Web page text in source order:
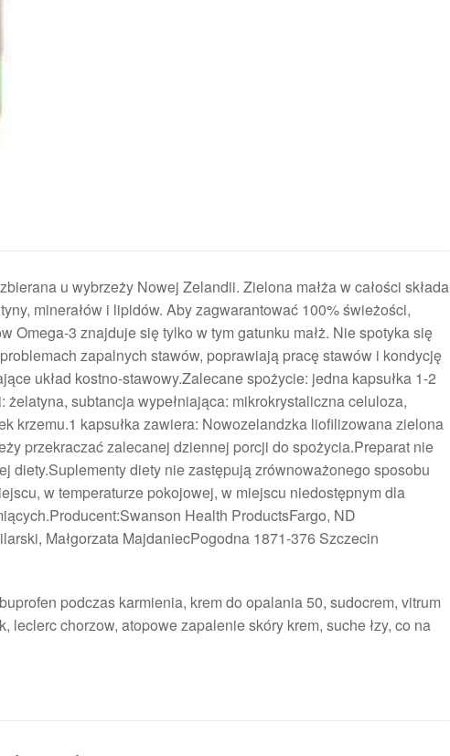
u wybrzeży Nowej Zelandii. Zielona małża w całości składa
minerałów i lipidów. Aby zagwarantować 100% świeżości,
Omega-3 znajduje się tylko w tym gatunku małż. Nie spotyka się
zapalnych stawów, poprawiają pracę stawów i kondycję
układ kostno-stawowy.Zalecane spożycie: jedna kapsułka 1-2
subtancja wypełniająca: mikrokrystaliczna celuloza,
krzemu.1 kapsułka zawiera: Nowozelandzka liofilizowana zielona
przekraczać zalecanej dziennej porcji do spożycia.Preparat nie
diety.Suplementy diety nie zastępują zrównoważonego sposobu
w temperaturze pokojowej, w miejscu niedostępnym dla
Health ProductsFargo, ND
Małgorzata MajdaniecPogodna 1871-376 Szczecin
podczas karmienia, krem do opalania 50, sudocrem, vitrum
leclerc chorzow, atopowe zapalenie skóry krem, suche łzy, co na